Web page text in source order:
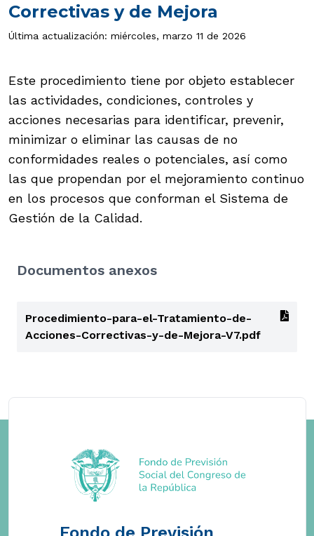
Correctivas y de Mejora
Última actualización: miércoles, marzo 11 de 2026
Este procedimiento tiene por objeto establecer
las actividades, condiciones, controles y
acciones necesarias para identificar, prevenir,
minimizar o eliminar las causas de no
conformidades reales o potenciales, así como
las que propendan por el mejoramiento continuo
en los procesos que conforman el Sistema de
Gestión de la Calidad.
Documentos anexos
Procedimiento-para-el-Tratamiento-de-
Acciones-Correctivas-y-de-Mejora-V7.pdf